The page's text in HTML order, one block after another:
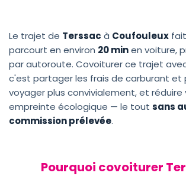
Le trajet de Terssac à Coufouleux fait
parcourt en environ 20 minen voiture,
par autoroute. Covoiturer ce trajet
c'est partager les frais de carburant et
voyager plus convivialement, et réduire
empreinte écologique — le tout sans
commission prélevée.
Pourquoi covoiturer